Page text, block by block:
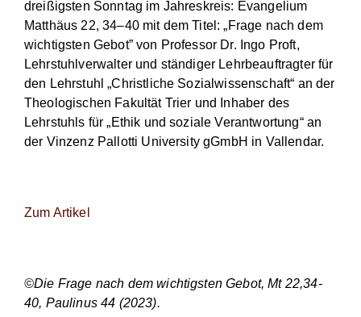
dreißigsten Sonntag im Jahreskreis: Evangelium
Matthäus 22, 34–40 mit dem Titel: „Frage nach dem
wichtigsten Gebot” von Professor Dr. Ingo Proft,
Lehrstuhlverwalter und ständiger Lehrbeauftragter für
den Lehrstuhl „Christliche Sozialwissenschaft“ an der
Theologischen Fakultät Trier und Inhaber des
Lehrstuhls für „Ethik und soziale Verantwortung“ an
der Vinzenz Pallotti University gGmbH in Vallendar.
Zum Artikel
©Die Frage nach dem wichtigsten Gebot, Mt 22,34-
40, Paulinus 44 (2023).